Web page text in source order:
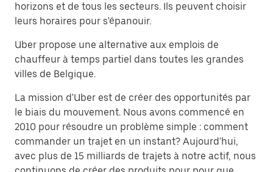
horizons et de tous les secteurs. Ils peuvent choisir
leurs horaires pour s'épanouir.
Uber propose une alternative aux emplois de
chauffeur à temps partiel dans toutes les grandes
villes de Belgique.
La mission d'Uber est de créer des opportunités par
le biais du mouvement. Nous avons commencé en
2010 pour résoudre un problème simple : comment
commander un trajet en un instant? Aujourd'hui,
avec plus de 15 milliards de trajets à notre actif, nous